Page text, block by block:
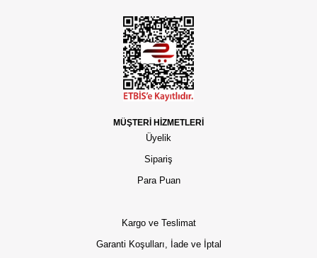
MÜŞTERİ HİZMETLERİ
Üyelik
Sipariş
Para Puan
Kargo ve Teslimat
Garanti Koşulları, İade ve İptal